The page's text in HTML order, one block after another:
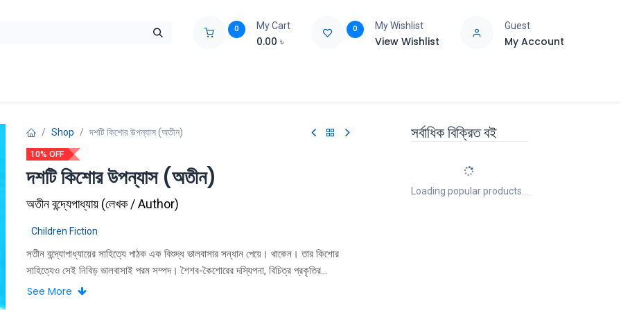
0 My Cart
0.00 ৳
0 My Wishlist
View Wishlist
Guest
My Account
Shop দশটি কিশোর উপন্যাস (অতীন)
10% OFF
দশটি কিশোর উপন্যাস (অতীন)
অতীন বন্দ্যেপাধ্যায়(লেখক / Author)
Children Fiction
সতীন বন্দ্যোপাধ্যায়ের সাহিত্যে পাঠক এক বিশুদ্ধ ভালবাসার সন্ধান পেয়ে। থাকেন। তার কিশাের
সাহিত্যেও সেই নিবিড় ভালবাসাই পরম সম্পদ। শৈশব-কৈশােরের দস্যিপনা, বিচিত্র প্রকৃতির
মুখােমুখি। এক-আকাশ বিস্ময়, দুঃসাহসিক অভিযান, অনাবিল উষ্ণতায় বন্ধুর হাত ধরে থাকা এসব
See More
সর্বাধিক বিক্রিত বই
Loading popular products...